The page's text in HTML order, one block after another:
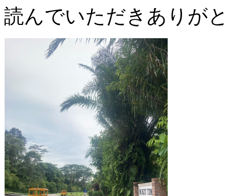
読んでいただきありが